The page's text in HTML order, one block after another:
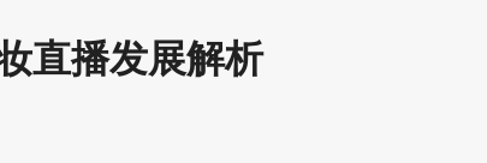
直播发展解析